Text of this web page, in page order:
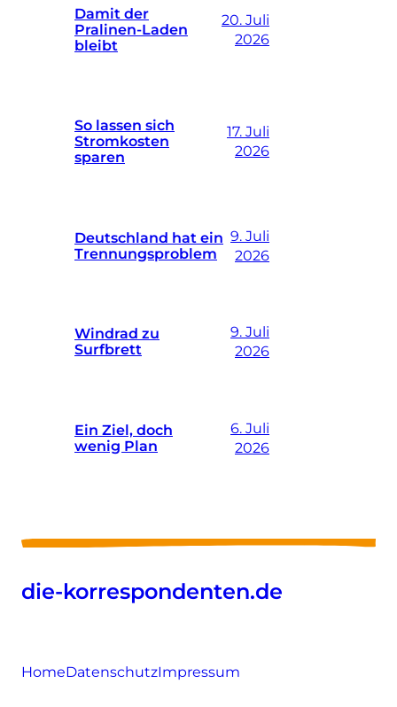
Damit der
Pralinen-Laden
bleibt
20. Juli
2026
So lassen sich
Stromkosten
sparen
17. Juli
2026
Deutschland hat ein
Trennungsproblem
9. Juli
2026
Windrad zu
Surfbrett
9. Juli
2026
Ein Ziel, doch
wenig Plan
6. Juli
2026
die-korrespondenten.de
HomeDatenschutzImpressum